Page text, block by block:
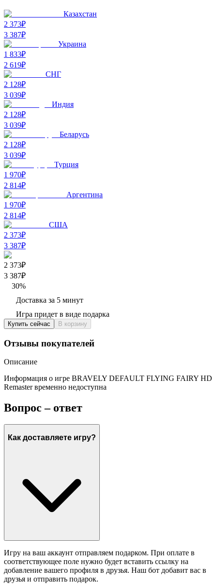
Казахстан
2 373₽
3 387₽
Украина
1 833₽
2 619₽
СНГ
2 128₽
3 039₽
Индия
2 128₽
3 039₽
Беларусь
2 128₽
3 039₽
Турция
1 970₽
2 814₽
Аргентина
1 970₽
2 814₽
США
2 373₽
3 387₽
2 373₽
3 387₽
30%
Доставка за 5 минут
Игра придет в виде подарка
Купить сейчас В корзину
Отзывы покупателей
Описание
Информация о игре BRAVELY DEFAULT FLYING FAIRY HD
Remaster временно недоступна
Вопрос – ответ
Как доставляете игру?
Игру на ваш аккаунт отправляем подарком. При оплате в
соответствующее поле нужно будет вставить ссылку на
добавление вашего профиля в друзья. Наш бот добавит вас в
друзья и отправить подарок.